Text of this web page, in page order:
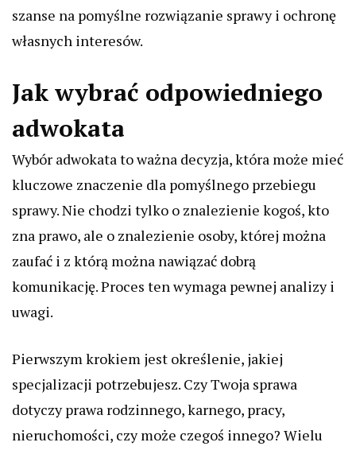
szanse na pomyślne rozwiązanie sprawy i ochronę
własnych interesów.
Jak wybrać odpowiedniego
adwokata
Wybór adwokata to ważna decyzja, która może mieć
kluczowe znaczenie dla pomyślnego przebiegu
sprawy. Nie chodzi tylko o znalezienie kogoś, kto
zna prawo, ale o znalezienie osoby, której można
zaufać i z którą można nawiązać dobrą
komunikację. Proces ten wymaga pewnej analizy i
uwagi.
Pierwszym krokiem jest określenie, jakiej
specjalizacji potrzebujesz. Czy Twoja sprawa
dotyczy prawa rodzinnego, karnego, pracy,
nieruchomości, czy może czegoś innego? Wielu